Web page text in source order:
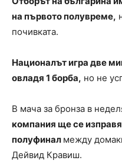
на първото полувреме,
почивката.
Националът игра две
овладя 1 борба, но не
В мача за бронза в
компания ще се
полуфинал между
Дейвид Кравиш.